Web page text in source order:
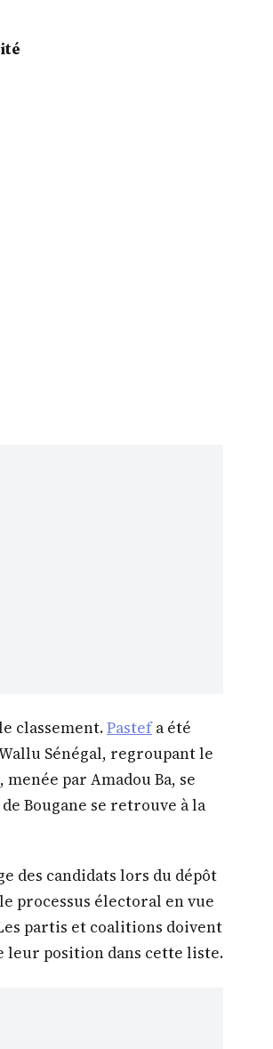
classement.Pastefa été
Sénégal, regroupant le
menée par Amadou Ba, se
Bougane se retrouve à la
des candidats lors du dépôt
processus électoral en vue
partis et coalitions doivent
leur position dans cette liste.